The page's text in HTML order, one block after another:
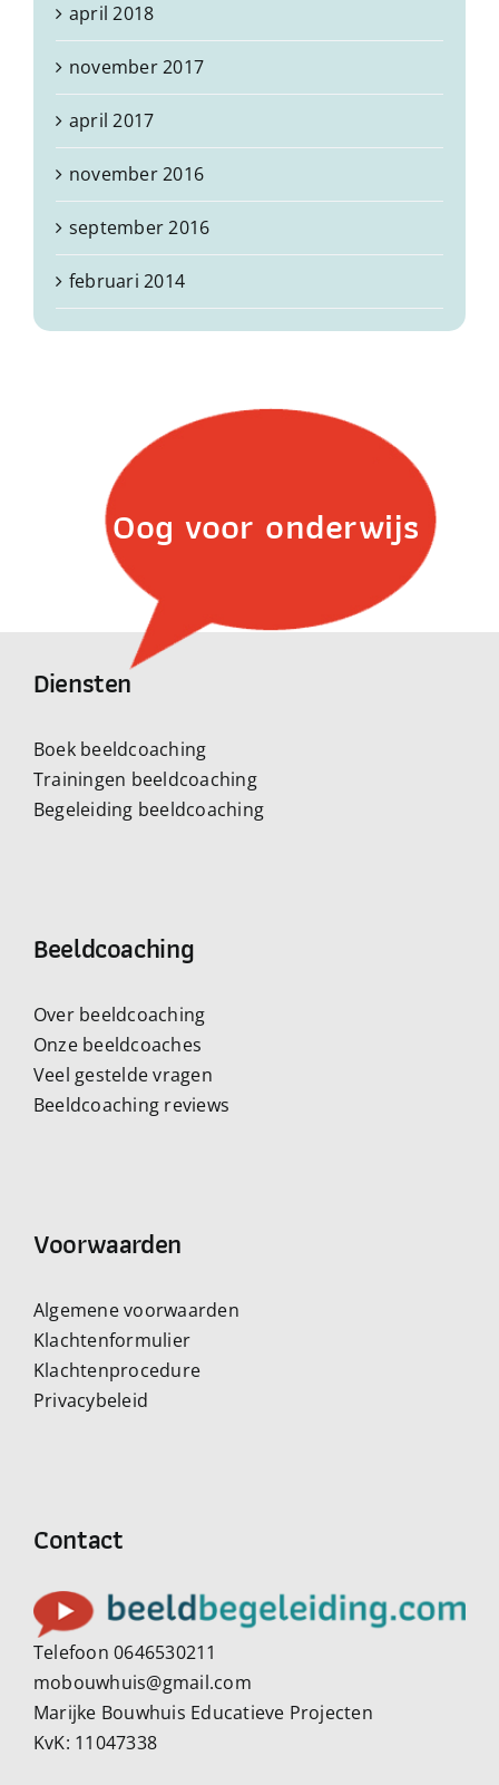
april 2018
november 2017
april 2017
november 2016
september 2016
februari 2014
Oog voor onderwijs
Diensten
Boek beeldcoaching
Trainingen beeldcoaching
Begeleiding beeldcoaching
Beeldcoaching
Over beeldcoaching
Onze beeldcoaches
Veel gestelde vragen
Beeldcoaching reviews
Voorwaarden
Algemene voorwaarden
Klachtenformulier
Klachtenprocedure
Privacybeleid
Contact
Telefoon 0646530211
mobouwhuis@gmail.com
Marijke Bouwhuis Educatieve Projecten
KvK: 11047338